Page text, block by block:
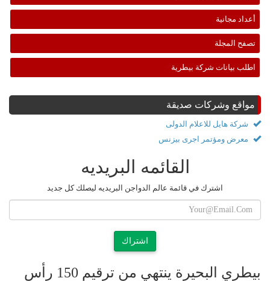
أعداد مجانية
تصفح المجلة
اطلب بيانات شركة بيطرية
مواقع وشركات صديقة
شركة هايل للاعلام الدولى
معرض ومؤتمر اجرى بيزنس
القائمه البريديه
اشترك في قائمة عالم الدواجن البريديه ليصلك كل جديد
اشتراك
بيطري البحيرة ينتهي من ترقيم 150 رأس